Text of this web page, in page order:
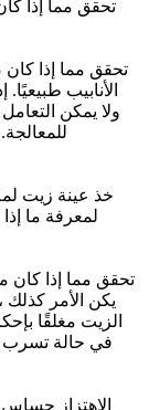
الأنابيب
ولا يمكن
لمعرفة ما
يكن الأمر
الزيت مغلقًا
في حالة تسرب
الاهتزاز حساس